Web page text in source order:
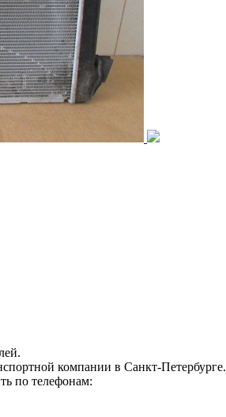
компании в Санкт-Петербурге.
по телефонам: